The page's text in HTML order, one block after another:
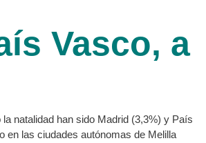
Vasco, a
natalidad han sido Madrid (3,3%) y País
en las ciudades autónomas de Melilla